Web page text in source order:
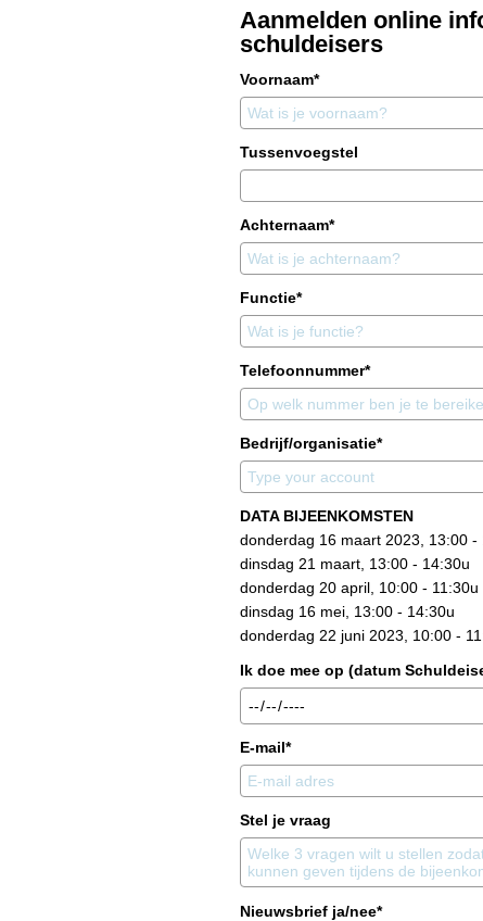
Aanmelden online
schuldeisers
Voornaam*
Tussenvoegstel
Achternaam*
Functie*
Telefoonnummer*
Bedrijf/organisatie*
DATA BIJEENKOMSTEN
donderdag 16 maart 2023, 13:00 -
dinsdag 21 maart, 13:00 - 14:30u
donderdag 20 april, 10:00 - 11:30u
dinsdag 16 mei, 13:00 - 14:30u
donderdag 22 juni 2023, 10:00 -
Ik doe mee op (datum
E-mail*
Stel je vraag
Nieuwsbrief ja/nee*